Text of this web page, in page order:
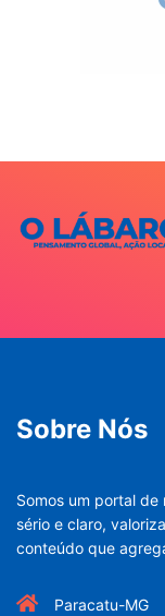
Sobre Nós
Somos um portal
sério e claro,
conteúdo que
Paracatu-MG